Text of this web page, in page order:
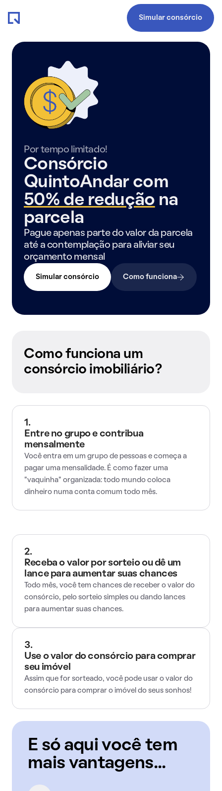
Simular consórcio
Por tempo limitado!
Consórcio
QuintoAndar com
50% de redução na
parcela
Pague apenas parte do valor da parcela
até a contemplação para aliviar seu
orçamento mensal
Simular consórcio Como funciona
Como funciona um
consórcio imobiliário?
1.
Entre no grupo e contribua
mensalmente
Você entra em um grupo de pessoas e começa a
pagar uma mensalidade. É como fazer uma
"vaquinha" organizada: todo mundo coloca
dinheiro numa conta comum todo mês.
2.
Receba o valor por sorteio ou dê um
lance para aumentar suas chances
Todo mês, você tem chances de receber o valor do
consórcio, pelo sorteio simples ou dando lances
para aumentar suas chances.
3.
Use o valor do consórcio para comprar
seu imóvel
Assim que for sorteado, você pode usar o valor do
consórcio para comprar o imóvel do seus sonhos!
E só aqui você tem
mais vantagens...